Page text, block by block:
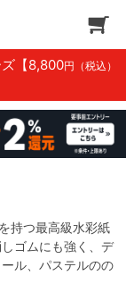
【8,800円（税込）
持つ最高級水彩紙
ゴムにも強く、デ
ル、パステルのの